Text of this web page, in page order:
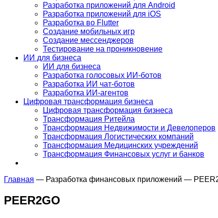
Разработка приложений для Android
Разработка приложений для iOS
Разработка во Flutter
Создание мобильных игр
Создание мессенджеров
Тестирование на проникновение
ИИ для бизнеса
ИИ для бизнеса
Разработка голосовых ИИ-ботов
Разработка ИИ чат-ботов
Разработка ИИ-агентов
Цифровая трансформация бизнеса
Цифровая трансформация бизнеса
Трансформация Ритейла
Трансформация Недвижимости и Девелоперов
Трансформация Логистических компаний
Трансформация Медицинских учреждений
Трансформация Финансовых услуг и банков
Главная — Разработка финансовых приложений —
PEER2GO